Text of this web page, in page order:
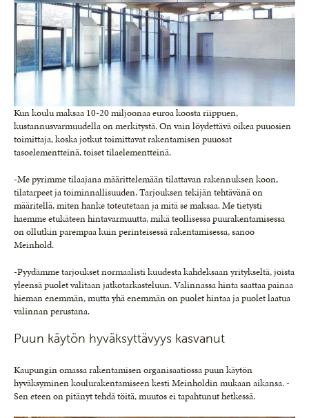
Kun koulu maksaa 10-20 miljoonaa euroa koosta riippuen,
kustannusvarmuudella on merkitystä. On vain löydettävä oikea puuosien
toimittaja, koska jotkut toimittavat rakentamisen puuosat
tasoelementteinä, toiset tilaelementteinä.
-Me pyrimme tilaajana määrittelemään tilattavan rakennuksen koon,
tilatarpeet ja toiminnallisuuden. Tarjouksen tekijän tehtävänä on
määritellä, miten hanke toteutetaan ja mitä se maksaa. Me tietysti
haemme etukäteen hintavarmuutta, mikä teollisessa puurakentamisessa
on ollutkin parempaa kuin perinteisessä rakentamisessa, sanoo
Meinhold.
-Pyydämme tarjoukset normaalisti kuudesta kahdeksaan yritykseltä, joista
yleensä puolet valitaan jatkotarkasteluun. Valinnassa hinta saattaa painaa
hieman enemmän, mutta yhä enemmän on puolet hintaa ja puolet laatua
valinnan perustana.
Puun käytön hyväksyttävyys kasvanut
Kaupungin omassa rakentamisen organisaatiossa puun käytön
hyväksyminen koulurakentamiseen kesti Meinholdin mukaan aikansa. -
Sen eteen on pitänyt tehdä töitä, muutos ei tapahtunut hetkessä.